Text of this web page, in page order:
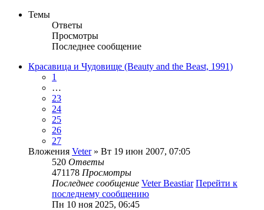
Темы
Ответы
Просмотры
Последнее сообщение
Красавица и Чудовище (Beauty and the Beast, 1991)
1
…
23
24
25
26
27
Вложения Veter» Вт 19 июн 2007, 07:05
520 Ответы
471178 Просмотры
Последнее сообщение Veter Beastiar Перейти к
последнему сообщению
Пн 10 ноя 2025, 06:45